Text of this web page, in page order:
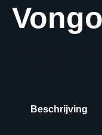
Beschrijving